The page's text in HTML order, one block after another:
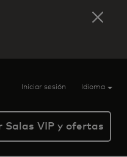
Iniciar sesión Idioma
Salas VIP y ofertas